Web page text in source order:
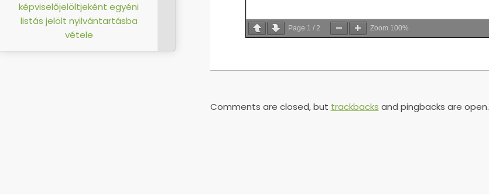
Page 1 / 2 Zoom 100%
Comments are closed, but trackbacks and pingbacks are open.
egyéni
jelölt nyilvántartásba
vétele